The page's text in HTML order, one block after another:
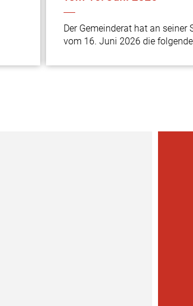
Der Gemeinderat hat an seiner
vom 16. Juni 2026 die